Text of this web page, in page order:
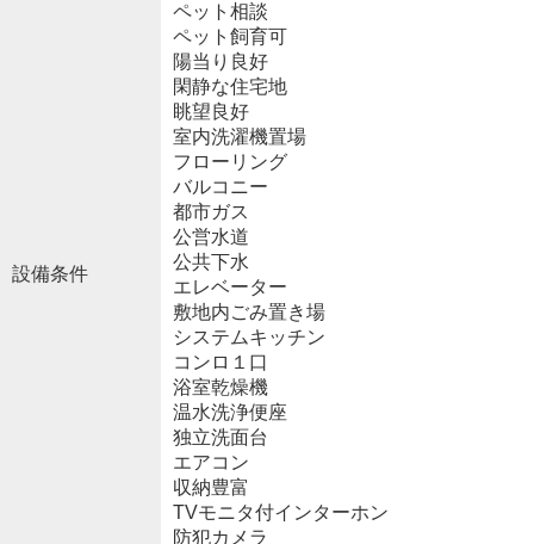
設備条件
ペット相談
ペット飼育可
陽当り良好
閑静な住宅地
眺望良好
室内洗濯機置場
フローリング
バルコニー
都市ガス
公営水道
公共下水
エレベーター
敷地内ごみ置き場
システムキッチン
コンロ１口
浴室乾燥機
温水洗浄便座
独立洗面台
エアコン
収納豊富
TVモニタ付インターホン
防犯カメラ